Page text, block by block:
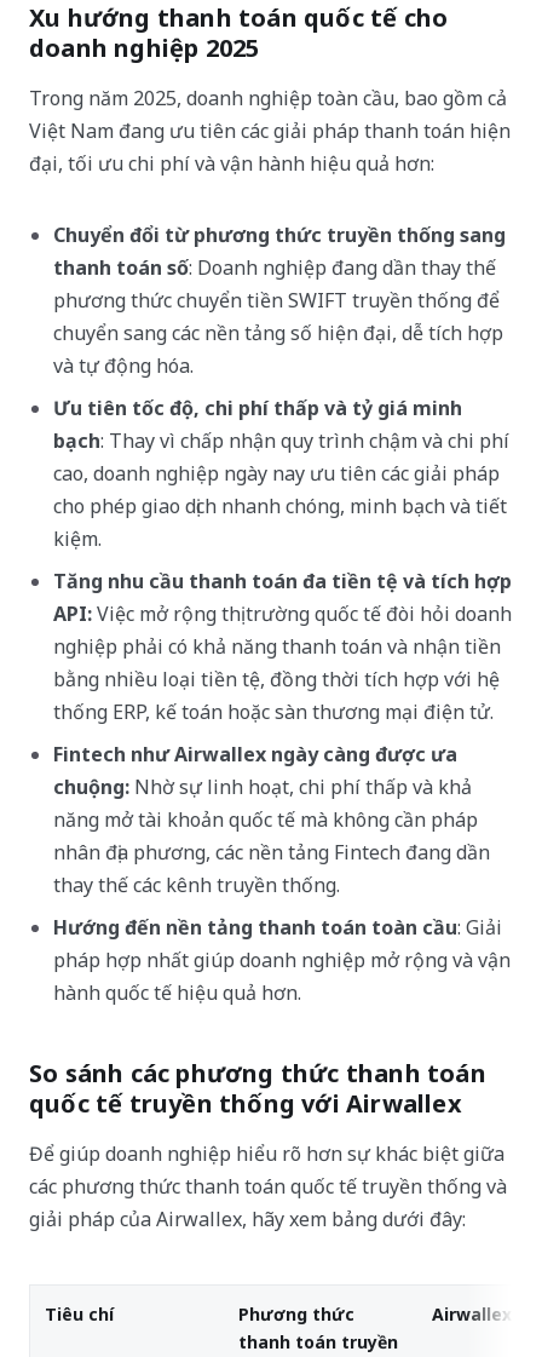
Xu hướng thanh toán quốc tế cho
doanh nghiệp 2025
Trong năm 2025, doanh nghiệp toàn cầu, bao gồm cả
Việt Nam đang ưu tiên các giải pháp thanh toán hiện
đại, tối ưu chi phí và vận hành hiệu quả hơn:
Chuyển đổi từ phương thức truyền thống sang
thanh toán số: Doanh nghiệp đang dần thay thế
phương thức chuyển tiền SWIFT truyền thống để
chuyển sang các nền tảng số hiện đại, dễ tích hợp
và tự động hóa.
Ưu tiên tốc độ, chi phí thấp và tỷ giá minh
bạch: Thay vì chấp nhận quy trình chậm và chi phí
cao, doanh nghiệp ngày nay ưu tiên các giải pháp
cho phép giao dịch nhanh chóng, minh bạch và tiết
kiệm.
Tăng nhu cầu thanh toán đa tiền tệ và tích hợp
API:Việc mở rộng thị trường quốc tế đòi hỏi doanh
nghiệp phải có khả năng thanh toán và nhận tiền
bằng nhiều loại tiền tệ, đồng thời tích hợp với hệ
thống ERP, kế toán hoặc sàn thương mại điện tử.
Fintech như Airwallex ngày càng được ưa
chuộng: Nhờ sự linh hoạt, chi phí thấp và khả
năng mở tài khoản quốc tế mà không cần pháp
nhân địa phương, các nền tảng Fintech đang dần
thay thế các kênh truyền thống.
Hướng đến nền tảng thanh toán toàn cầu: Giải
pháp hợp nhất giúp doanh nghiệp mở rộng và vận
hành quốc tế hiệu quả hơn.
So sánh các phương thức thanh toán
quốc tế truyền thống với Airwallex
Để giúp doanh nghiệp hiểu rõ hơn sự khác biệt giữa
các phương thức thanh toán quốc tế truyền thống và
giải pháp của Airwallex, hãy xem bảng dưới đây:
Tiêu chí
Phương thức
thanh toán truyền
Airwallex